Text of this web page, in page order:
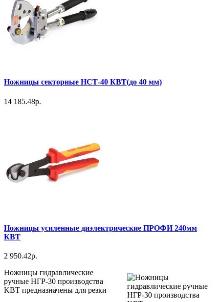
Ножницы секторные НСТ-40 КВТ(до 40 мм)
14 185.48р.
Ножницы усиленные диэлектрические ПРОФИ 240мм
КВТ
2 950.42р.
Ножницы гидравлические
ручные НГР-30 производства
KBT предназначены для резки